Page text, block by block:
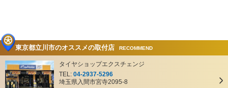
東京都立川市のオススメの取付店 RECOMMEND
タイヤショップエクスチェンジ
TEL: 04-2937-5296
埼玉県入間市宮寺2095-8